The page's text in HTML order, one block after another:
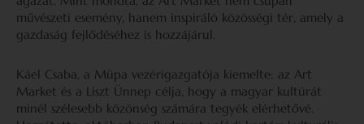
művészeti esemény, hanem inspiráló közösségi tér, amely a
gazdaság fejlődéséhez is hozzájárul.
Káel Csaba, a Müpa vezérigazgatója kiemelte: az Art
Market és a Liszt Ünnep célja, hogy a magyar kultúrát
minél szélesebb közönség számára tegyék elérhetővé.